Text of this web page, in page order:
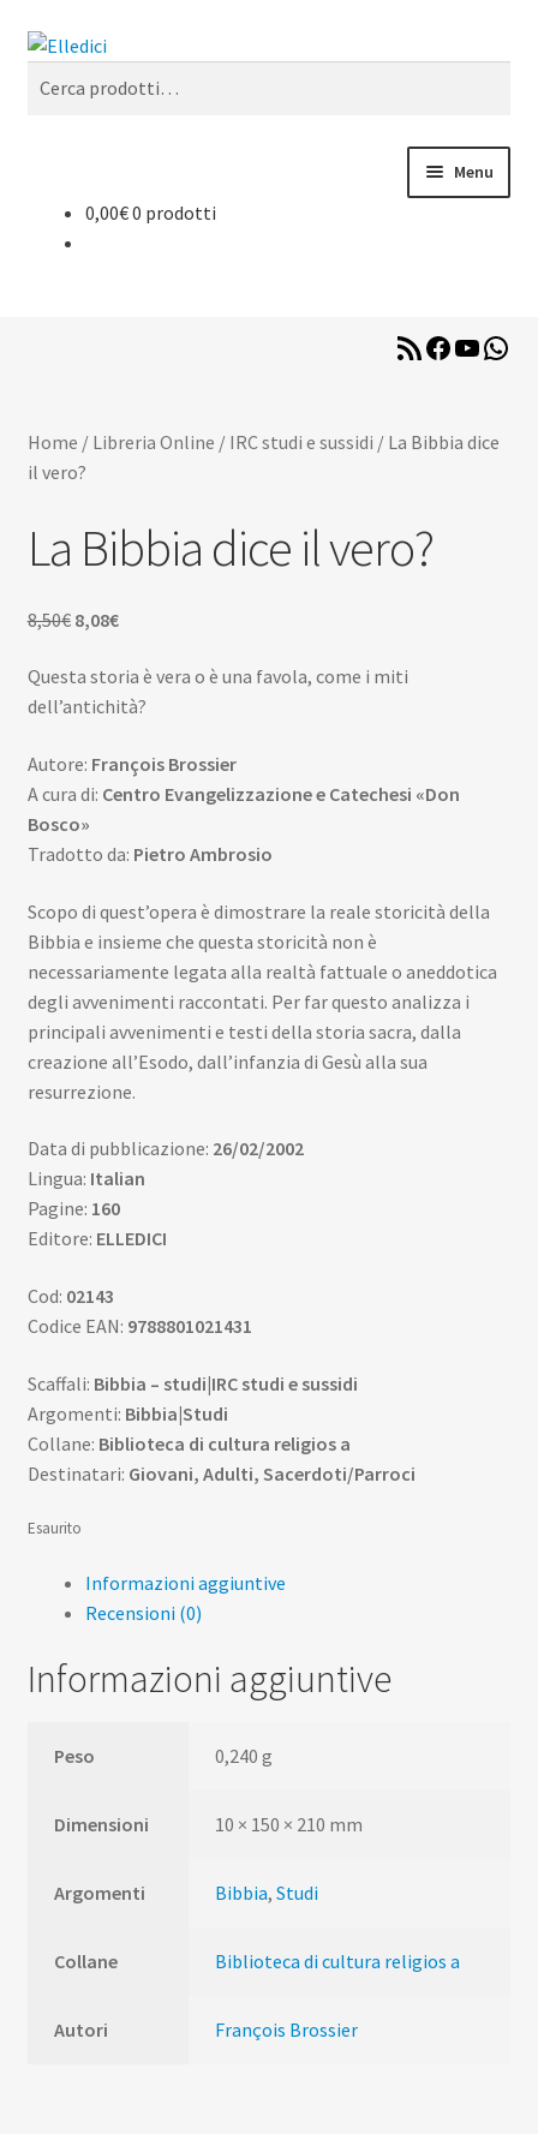
Vai
navigazione
Vai
contenuto
Cerca
Menu
Libreria Online
Riviste
Scuola
Contatti
Don Bosco
0,00€0 prodotti
RSS Facebook
Home / Libreria Online / IRC studi e sussidi / La Bibbia dice
il vero?
La Bibbia dice il vero?
8,50€ Il
originale
era:
8,08€Il
attuale
è:
Questa storia è vera o è una favola, come i miti
dell’antichità?
Autore: François Brossier
A cura di: Centro Evangelizzazione e Catechesi «Don
Bosco»
Tradotto da: Pietro Ambrosio
Scopo di quest’opera è dimostrare la reale storicità della
Bibbia e insieme che questa storicità non è
necessariamente legata alla realtà fattuale o aneddotica
degli avvenimenti raccontati. Per far questo analizza i
principali avvenimenti e testi della storia sacra, dalla
creazione all’Esodo, dall’infanzia di Gesù alla sua
resurrezione.
Data di pubblicazione: 26/02/2002
Lingua: Italian
Pagine: 160
Editore: ELLEDICI
Cod: 02143
Codice EAN: 9788801021431
Scaffali: Bibbia – studi|IRC studi e sussidi
Argomenti: Bibbia|Studi
Collane: Biblioteca di cultura religios a
Destinatari: Giovani, Adulti, Sacerdoti/Parroci
Esaurito
Informazioni aggiuntive
Recensioni (0)
Informazioni aggiuntive
Peso 0,240 g
Dimensioni 10 × 150 × 210 mm
Argomenti Bibbia,Studi
Collane Biblioteca di cultura religios a
Autori François Brossier